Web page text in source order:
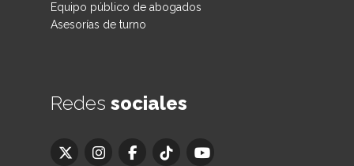
Equipo público de abogados
Asesorías de turno
Redes sociales